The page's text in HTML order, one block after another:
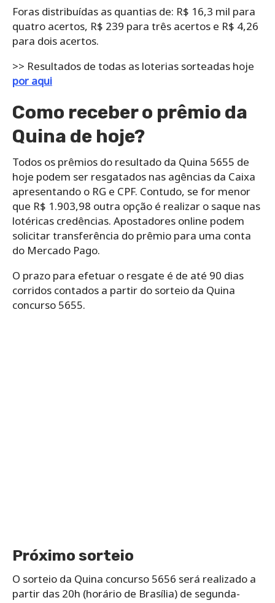
Foras distribuídas as quantias de: R$ 16,3 mil para
quatro acertos, R$ 239 para três acertos e R$ 4,26
para dois acertos.
>> Resultados de todas as loterias sorteadas hoje
por aqui
Como receber o prêmio da
Quina de hoje?
Todos os prêmios do resultado da Quina 5655 de
hoje podem ser resgatados nas agências da Caixa
apresentando o RG e CPF. Contudo, se for menor
que R$ 1.903,98 outra opção é realizar o saque nas
lotéricas credências. Apostadores online podem
solicitar transferência do prêmio para uma conta
do Mercado Pago.
O prazo para efetuar o resgate é de até 90 dias
corridos contados a partir do sorteio da Quina
concurso 5655.
Próximo sorteio
O sorteio da Quina concurso 5656 será realizado a
partir das 20h (horário de Brasília) de segunda-